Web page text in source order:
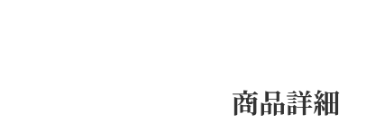
商品詳細